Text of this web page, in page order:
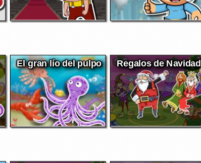
El gran lío del pulpo Regalos de Navidad